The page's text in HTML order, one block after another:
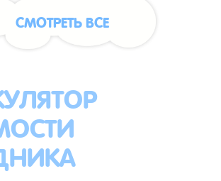
СМОТРЕТЬ ВСЕ